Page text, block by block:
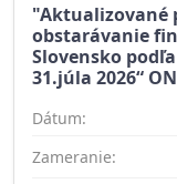
"Aktualizované
obstarávanie
Slovensko
31.júla 2026“
Dátum:
Zameranie: